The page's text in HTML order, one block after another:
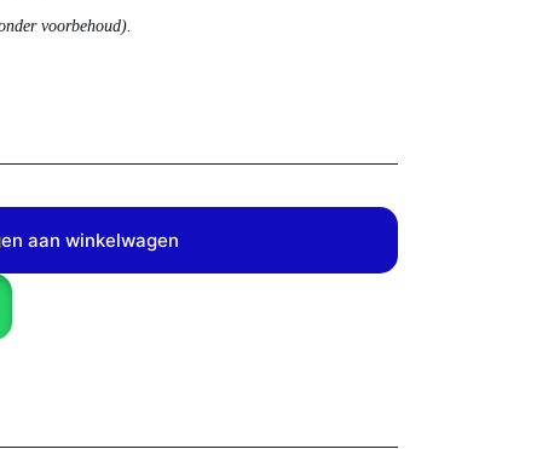
voorbehoud).
aan winkelwagen